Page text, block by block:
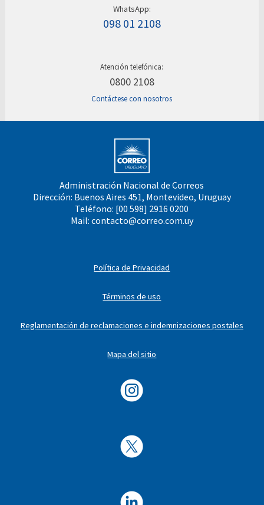
WhatsApp:
098 01 2108
Atención telefónica:
0800 2108
Contáctese con nosotros
Administración Nacional de Correos
Dirección: Buenos Aires 451, Montevideo, Uruguay
Teléfono: [00 598] 2916 0200
Mail: contacto@correo.com.uy
Política de Privacidad
Términos de uso
Reglamentación de reclamaciones e indemnizaciones postales
Mapa del sitio